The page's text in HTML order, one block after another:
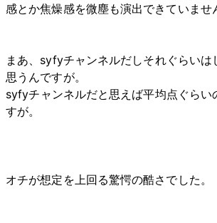
感とか焦燥感を微塵も演出できていませ
まあ、syfyチャンネルだしそれぐらいは
思うんですが。
syfyチャンネルだと思えば平均点ぐらい
すが。
オチが想定を上回る驚愕の酷さでした。